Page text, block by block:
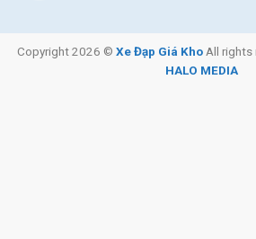
Copyright 2026 © Xe Đạp Giá Kho All rights
HALO MEDIA